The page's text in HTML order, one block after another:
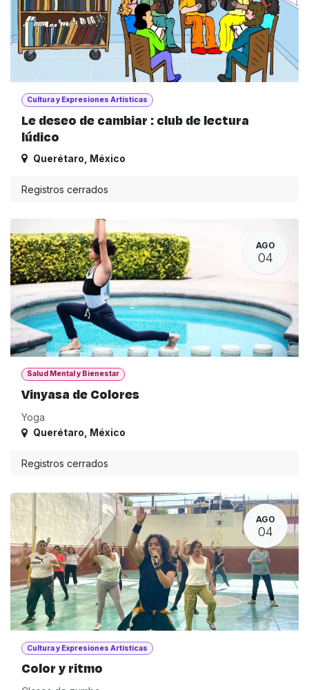
Cultura y Expresiones Artísticas
Le deseo de cambiar : club de lectura
lúdico
Querétaro México
Registros cerrados
AGO
04
Salud Mental y Bienestar
Vinyasa de Colores
Yoga
Querétaro México
Registros cerrados
AGO
04
Cultura y Expresiones Artísticas
Color y ritmo